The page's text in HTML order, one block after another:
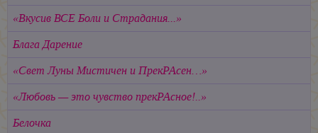
«Вкусив ВСЕ Боли и Страдания...»
Блага Дарение
«Свет Луны Мистичен и ПрекРАсен…»
«Любовь — это чувство прекРАсное!..»
Белочка